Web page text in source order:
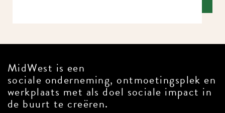
MidWest is een
sociale onderneming, ontmoetingsplek en
werkplaats met als doel sociale impact in
de buurt te creëren.